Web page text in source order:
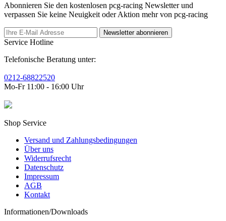
Abonnieren Sie den kostenlosen pcg-racing Newsletter und
verpassen Sie keine Neuigkeit oder Aktion mehr von pcg-racing
Newsletter abonnieren
Service Hotline
Telefonische Beratung unter:
0212-68822520
Mo-Fr 11:00 - 16:00 Uhr
Shop Service
Versand und Zahlungsbedingungen
Über uns
Widerrufsrecht
Datenschutz
Impressum
AGB
Kontakt
Informationen/Downloads